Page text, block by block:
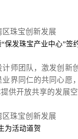
保发珠宝产业中心”签
师团队，激发创新
界同仁的共同心愿
供开放共享的发展空
为活动道贺